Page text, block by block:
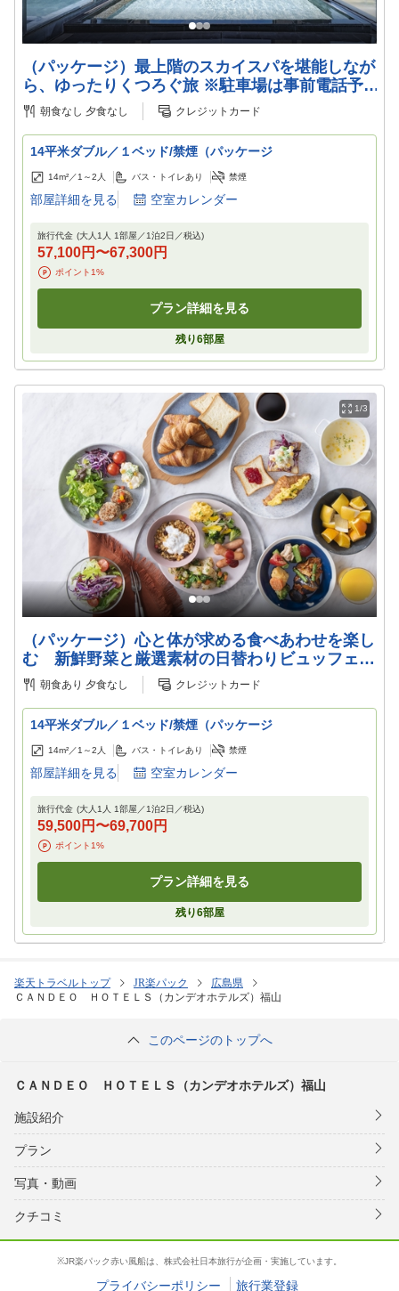
（パッケージ）最上階のスカイスパを堪能しなが
ら、ゆったりくつろぐ旅 ※駐車場は事前電話予約
制 朝食なし 夕食なし クレジットカード
14平米ダブル／１ベッド/禁煙（パッケージ
14m²／1～2 人 バス・トイレあり 禁煙
部屋詳細を見る 空室カレンダー
旅行代金 (大人1人 1部屋／1泊2日／税込)
57,100円 〜67,300円
ポイント 1%
プラン詳細を見る
残り6部屋
1/3
（パッケージ）心と体が求める食べあわせを楽し
む 新鮮野菜と厳選素材の日替わりビュッフェ
（朝食付）
朝食あり 夕食なし クレジットカード
14平米ダブル／１ベッド/禁煙（パッケージ
14m²／1～2 人 バス・トイレあり 禁煙
部屋詳細を見る 空室カレンダー
旅行代金 (大人1人 1部屋／1泊2日／税込)
59,500円 〜69,700円
ポイント 1%
プラン詳細を見る
残り6部屋
楽天トラベルトップ JR楽パック
広島県
ＣＡＮＤＥＯ ＨＯＴＥＬＳ（カンデオホテルズ）福山
このページのトップへ
ＣＡＮＤＥＯ ＨＯＴＥＬＳ（カンデオホテルズ）福山
施設紹介
プラン
写真・動画
クチコミ
※JR楽パック赤い風船は、株式会社日本旅行が企画・実施しています。
プライバシーポリシー 旅行業登録